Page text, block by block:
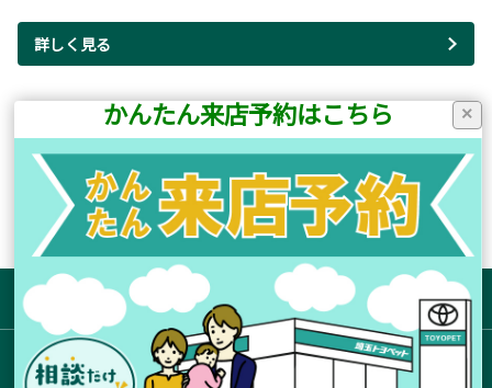
詳しく見る
17ページ(全22ページ中)
前のページ 次のページ
サイトマップ
お店を探す
×
かんたん来店予約はこちら